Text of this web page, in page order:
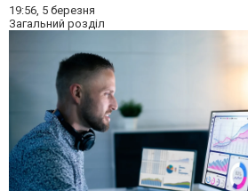
19:56, 5 березня
Загальний розділ